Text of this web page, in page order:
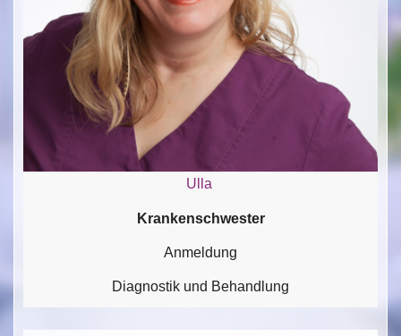
Ulla
Krankenschwester
Anmeldung
Diagnostik und Behandlung